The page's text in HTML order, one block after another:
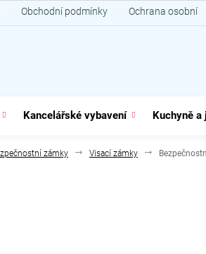
Obchodní podmínky Ochrana
Kancelářské vybavení Kuchyně a
zámky Visací zámky